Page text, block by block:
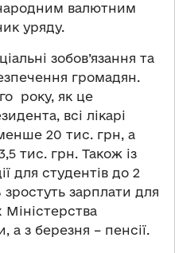
валютним
уряду.
зобов’язання та
громадян.
року, як це
всі лікарі
20 тис. грн, а
тис. грн. Також із
для студентів до 2
зарплати для
Міністерства
а з березня – пенсії.